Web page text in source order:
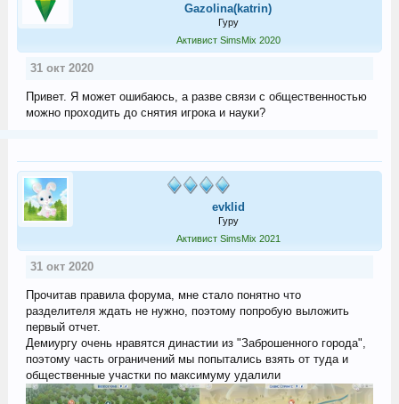
Gazolina(katrin)
Гуру
Активист SimsMix 2020
31 окт 2020
Привет. Я может ошибаюсь, а разве связи с общественностью
можно проходить до снятия игрока и науки?
evklid
Гуру
Активист SimsMix 2021
31 окт 2020
Прочитав правила форума, мне стало понятно что
разделителя ждать не нужно, поэтому попробую выложить
первый отчет.
Демиургу очень нравятся династии из "Заброшенного города",
поэтому часть ограничений мы попытались взять от туда и
общественные участки по максимуму удалили